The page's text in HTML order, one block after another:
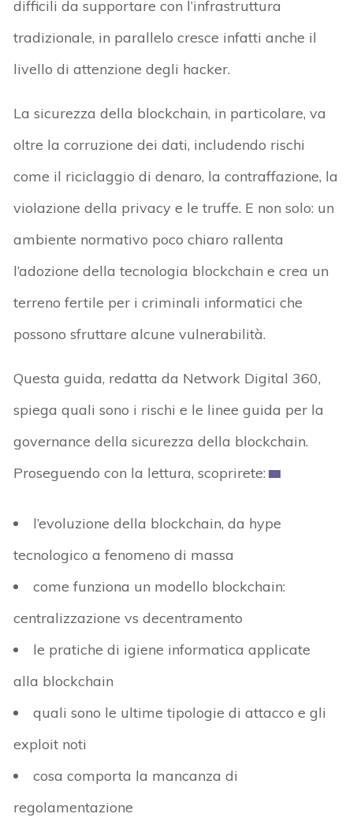
difficili da supportare con l’infrastruttura
tradizionale, in parallelo cresce infatti anche il
livello di attenzione degli hacker.
La sicurezza della blockchain, in particolare, va
oltre la corruzione dei dati, includendo rischi
come il riciclaggio di denaro, la contraffazione, la
violazione della privacy e le truffe. E non solo: un
ambiente normativo poco chiaro rallenta
l’adozione della tecnologia blockchain e crea un
terreno fertile per i criminali informatici che
possono sfruttare alcune vulnerabilità.
Questa guida, redatta da Network Digital 360,
spiega quali sono i rischi e le linee guida per la
governance della sicurezza della blockchain.
Proseguendo con la lettura, scoprirete:
l’evoluzione della blockchain, da hype
tecnologico a fenomeno di massa
come funziona un modello blockchain:
centralizzazione vs decentramento
le pratiche di igiene informatica applicate
alla blockchain
quali sono le ultime tipologie di attacco e gli
exploit noti
cosa comporta la mancanza di
regolamentazione